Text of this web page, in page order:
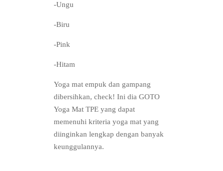
-Ungu
-Biru
-Pink
-Hitam
Yoga mat empuk dan gampang
dibersihkan, check! Ini dia GOTO
Yoga Mat TPE yang dapat
memenuhi kriteria yoga mat yang
diinginkan lengkap dengan banyak
keunggulannya.